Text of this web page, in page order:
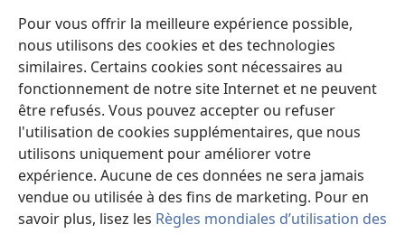
Pour vous offrir la meilleure expérience possible,
nous utilisons des cookies et des technologies
similaires. Certains cookies sont nécessaires au
fonctionnement de notre site Internet et ne peuvent
être refusés. Vous pouvez accepter ou refuser
l'utilisation de cookies supplémentaires, que nous
utilisons uniquement pour améliorer votre
expérience. Aucune de ces données ne sera jamais
vendue ou utilisée à des fins de marketing. Pour en
savoir plus, lisez les Règles mondiales d’utilisation des
(ouvre
une
nouvelle
fenêtre)
Bibliothèque en ligne
(ouvre
une
nouvelle
fenêtre)
JW Hub®
(ouvre
une
nouvelle
fenêtre)
JW Library
Watchtower Library